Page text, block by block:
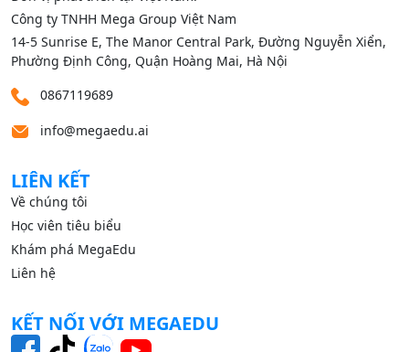
Công ty TNHH Mega Group Việt Nam
14‑5 Sunrise E, The Manor Central Park, Đường Nguyễn Xiển,
Phường Định Công, Quận Hoàng Mai, Hà Nội
0867119689
info@megaedu.ai
LIÊN KẾT
Về chúng tôi
Học viên tiêu biểu
Khám phá MegaEdu
Liên hệ
KẾT NỐI VỚI MEGAEDU